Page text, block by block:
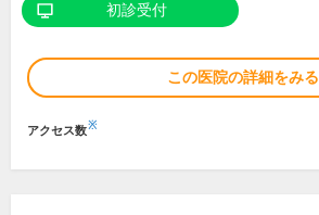
初診受付
この医院の詳細をみる
アクセス数※